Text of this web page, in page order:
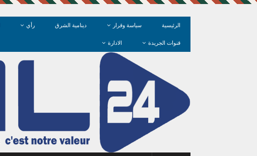
الرئيسية سياسة وقرار دينامية الشرق رأي
قنوات الجريدة
الادارة